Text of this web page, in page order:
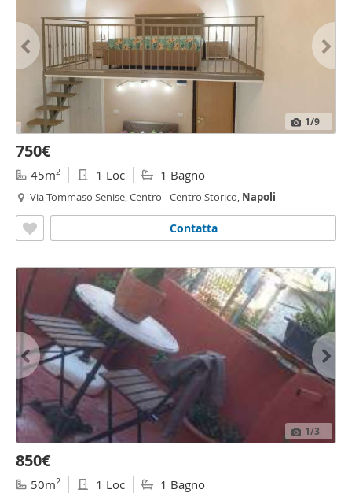
1/9
750€
45m2 1 Loc 1 Bagno
Via Tommaso Senise, Centro - Centro Storico, Napoli
Contatta
1/3
850€
50m2 1 Loc 1 Bagno